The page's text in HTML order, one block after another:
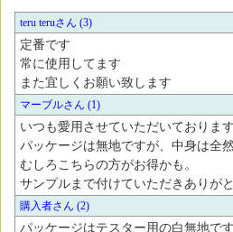
teru teru 3
定番です
常に使用してます
また宜しくお願い致します
マーブル 1
いつも愛用させていただいております
パッケージは無地ですが、中身は全
むしろこちらの方がお得かも。
サンプルまで付けていただきありが
購入者 2
パッケージはテスター用の白無地です